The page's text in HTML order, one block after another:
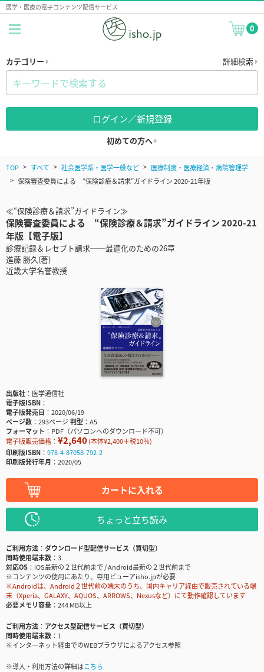
医学・医療の電子コンテンツ配信サービス
0
カテゴリー 詳細検索
ログイン／新規登録
初めての方へ
TOP すべて 社会医学系・医学一般など
医療制度・医療経済・病院管理学
保険審査委員による “保険診療＆請求”ガイドライン 2020-21年版
≪“保険診療＆請求”ガイドライン≫
保険審査委員による “保険診療＆請求”ガイドライン 2020-21
年版【電子版】
診療記録＆レセプト請求──最適化のための26章
進藤 勝久(著)
近畿大学名誉教授
出版社
医学通信社
電子版ISBN
電子版発売日
2020/06/19
ページ数
293ページ判型
A5
フォーマット
PDF（パソコンへのダウンロード不可）
電子版販売価格： ¥2,640(本体¥2,400＋税10％)
印刷版ISBN
978-4-87058-792-2
印刷版発行年月
2020/05
カートに入れる
ちょっと立ち読み
ご利用方法
ダウンロード型配信サービス（買切型）
同時使用端末数
3
対応OS
iOS最新の２世代前まで / Android最新の２世代前まで
※コンテンツの使用にあたり、専用ビューアisho.jpが必要
※Androidは、Android２世代前の端末のうち、国内キャリア経由で販売されている端
末（Xperia、GALAXY、AQUOS、ARROWS、Nexusなど）にて動作確認しています
必要メモリ容量
244 MB以上
ご利用方法
アクセス型配信サービス（買切型）
同時使用端末数
1
※インターネット経由でのWEBブラウザによるアクセス参照
※導入・利用方法の詳細はこちら